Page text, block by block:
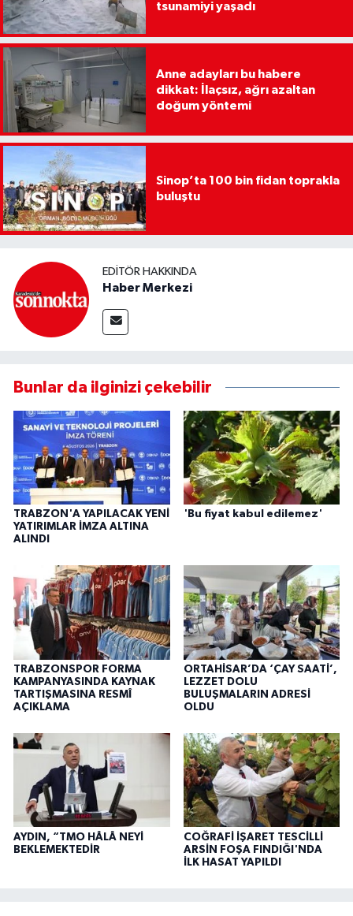
tsunamiyi yaşadı
Anne adayları bu habere
dikkat: İlaçsız, ağrı azaltan
doğum yöntemi
Sinop’ta 100 bin fidan toprakla
buluştu
EDITÖR HAKKINDA
Haber Merkezi
Bunlar da ilginizi çekebilir
TRABZON'A YAPILACAK YENİ
YATIRIMLAR İMZA ALTINA
ALINDI
'Bu fiyat kabul edilemez'
TRABZONSPOR FORMA
KAMPANYASINDA KAYNAK
TARTIŞMASINA RESMÎ
AÇIKLAMA
ORTAHİSAR’DA ‘ÇAY SAATİ’,
LEZZET DOLU
BULUŞMALARIN ADRESİ
OLDU
AYDIN, “TMO HÂLÂ NEYİ
BEKLEMEKTEDİR
COĞRAFİ İŞARET TESCİLLİ
ARSİN FOŞA FINDIĞI'NDA
İLK HASAT YAPILDI